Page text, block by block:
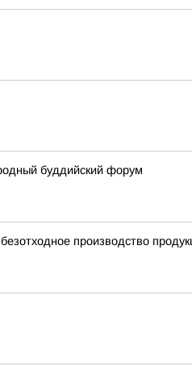
буддийский форум
производство